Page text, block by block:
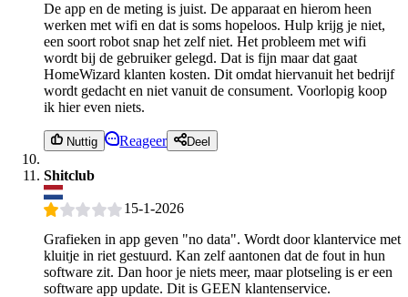
De app en de meting is juist. De apparaat en hierom heen
werken met wifi en dat is soms hopeloos. Hulp krijg je niet,
een soort robot snap het zelf niet. Het probleem met wifi
wordt bij de gebruiker gelegd. Dat is fijn maar dat gaat
HomeWizard klanten kosten. Dit omdat hiervanuit het bedrijf
wordt gedacht en niet vanuit de consument. Voorlopig koop
ik hier even niets.
Nuttig Reageer Deel
Shitclub
15-1-2026
Grafieken in app geven "no data". Wordt door klantervice met
kluitje in riet gestuurd. Kan zelf aantonen dat de fout in hun
software zit. Dan hoor je niets meer, maar plotseling is er een
software app update. Dit is GEEN klantenservice.